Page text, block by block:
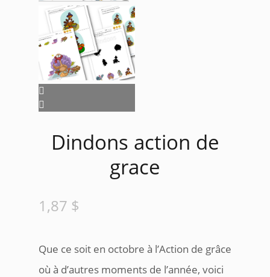
Dindons action de
grace
1,87 $
Que ce soit en octobre à l’Action de grâce
où à d’autres moments de l’année, voici